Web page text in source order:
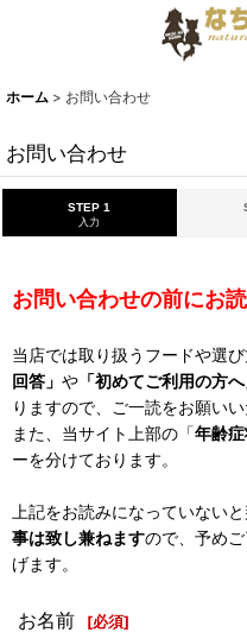
ホーム > お問い合わせ
お問い合わせ
STEP 1
入力
お問い合わせの前にお
当店では取り扱うフードや選
回答」 や 「初めてご利用の方へ
りますので、ご一読をお願いい
また、当サイト上部の「年齢
ーを分けております。
上記をお読みになっていない
事は致し兼ねますので、予め
げます。
お名前 [必須]